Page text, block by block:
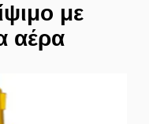
με
αέρα